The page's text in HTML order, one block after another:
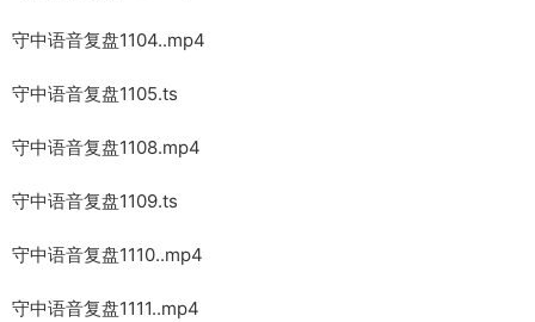
守中语音复盘1104..mp4
守中语音复盘1105.ts
守中语音复盘1108.mp4
守中语音复盘1109.ts
守中语音复盘1110..mp4
守中语音复盘1111..mp4